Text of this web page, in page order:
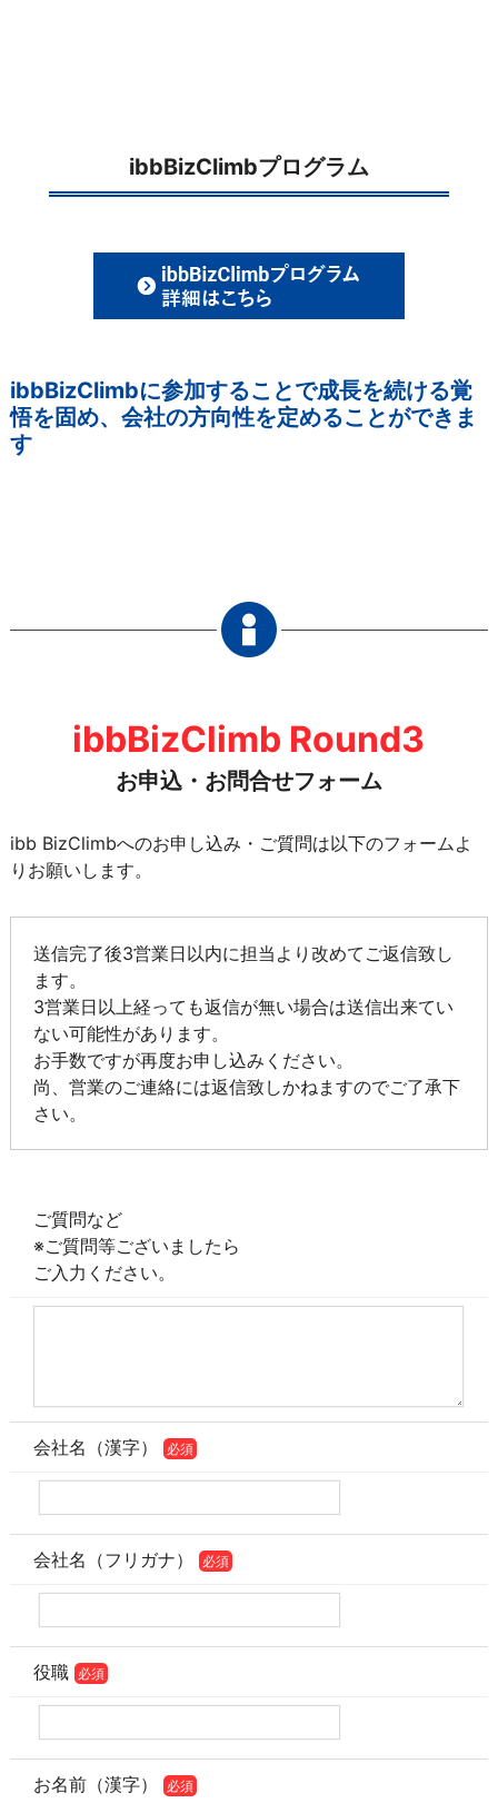
ibbBizClimbプログラム
ibbBizClimbに参加することで成長を続ける覚
悟を固め、会社の方向性を定めることができま
す
ibbBizClimb Round3
お申込・お問合せフォーム
ibb BizClimbへのお申し込み・ご質問は以下のフォームよ
りお願いします。
送信完了後3営業日以内に担当より改めてご返信致し
ます。
3営業日以上経っても返信が無い場合は送信出来てい
ない可能性があります。
お手数ですが再度お申し込みください。
尚、営業のご連絡には返信致しかねますのでご了承下
さい。
ご質問など
※ご質問等ございましたら
ご入力ください。
会社名（漢字） 必須
会社名（フリガナ） 必須
役職 必須
お名前（漢字） 必須